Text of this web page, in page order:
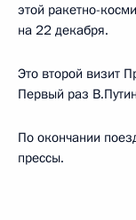
этой ракетно-
на 22 декабря.
Это второй визит
Первый раз
По окончании
прессы.